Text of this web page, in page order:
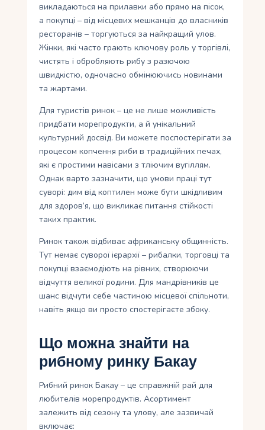
викладаються на прилавки або прямо на пісок,
а покупці – від місцевих мешканців до власників
ресторанів – торгуються за найкращий улов.
Жінки, які часто грають ключову роль у торгівлі,
чистять і обробляють рибу з разючою
швидкістю, одночасно обмінюючись новинами
та жартами.
Для туристів ринок – це не лише можливість
придбати морепродукти, а й унікальний
культурний досвід. Ви можете поспостерігати за
процесом копчення риби в традиційних печах,
які є простими навісами з тліючим вугіллям.
Однак варто зазначити, що умови праці тут
суворі: дим від коптилен може бути шкідливим
для здоров’я, що викликає питання стійкості
таких практик.
Ринок також відбиває африканську общинність.
Тут немає суворої ієрархії – рибалки, торговці та
покупці взаємодіють на рівних, створюючи
відчуття великої родини. Для мандрівників це
шанс відчути себе частиною місцевої спільноти,
навіть якщо ви просто спостерігаєте збоку.
Що можна знайти на
рибному ринку Бакау
Рибний ринок Бакау – це справжній рай для
любителів морепродуктів. Асортимент
залежить від сезону та улову, але зазвичай
включає: